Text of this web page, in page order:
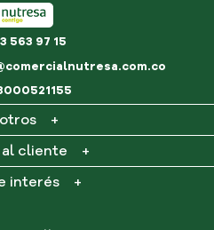
563 97 15
+
en casa?
cliente
+
cuenta
interés
+